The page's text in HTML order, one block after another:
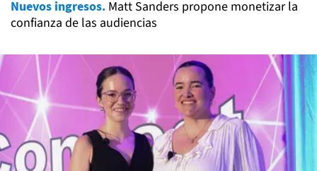
Nuevos ingresos. Matt Sanders propone monetizar la
confianza de las audiencias